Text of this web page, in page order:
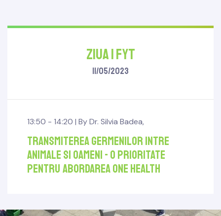
Ziua 1 FYT
11/05/2023
13:50 - 14:20 | ByDr. Silvia Badea,
Transmiterea germenilor intre
animale si oameni - o prioritate
pentru abordarea One Health